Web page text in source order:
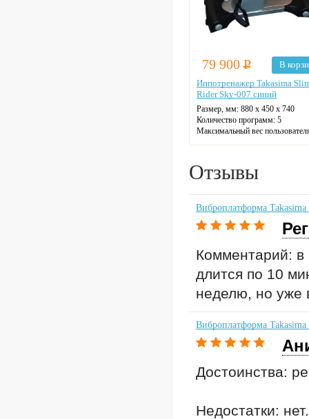
79 900 Р
В
Иппотренажер Takasima
Rider Sky-007 синий
Размер, мм: 880 х 450 х 740
Количество программ: 5
Максимальный вес
Отзывы
Виброплатформа
Комментарий: в
длится по 10
неделю, но уже
Виброплатформа
Достоинства:
Недостатки: нет.